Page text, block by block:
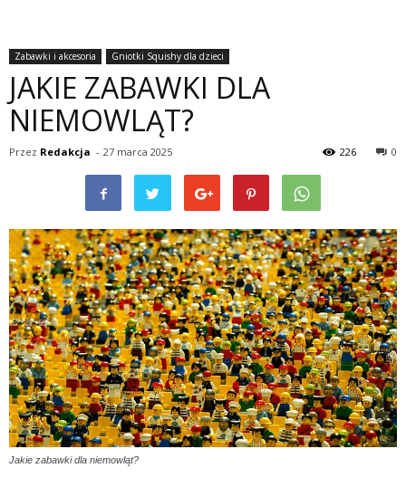
Zabawki i akcesoria Gniotki Squishy dla dzieci
JAKIE ZABAWKI DLA
NIEMOWLĄT?
Przez Redakcja - 27 marca 2025 0
226
Jakie zabawki dla niemowląt?